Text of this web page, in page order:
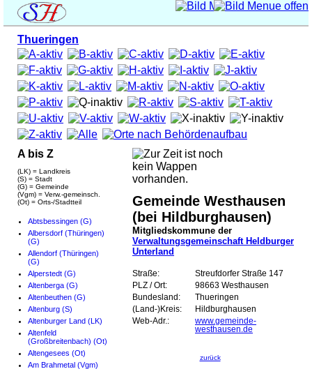
Thueringen
A bis Z
(LK) = Landkreis
(S) = Stadt
(G) = Gemeinde
(Vgm) = Verw.-gemeinsch.
(Ot) = Orts-/Stadtteil
Abtsbessingen (G)
Albersdorf (Thüringen)
(G)
Allendorf (Thüringen)
(G)
Alperstedt (G)
Altenberga (G)
Altenbeuthen (G)
Altenburg (S)
Altenburger Land (LK)
Altenfeld
(Großbreitenbach) (Ot)
Altengesees (Ot)
Am Brahmetal (Vgm)
Gemeinde Westhausen
(bei Hildburghausen)
Mitgliedskommune der
Verwaltungsgemeinschaft Heldburger
Unterland
Straße:
Streufdorfer Straße 147
PLZ / Ort:
98663 Westhausen
Bundesland:
Thueringen
(Land-)Kreis:
Hildburghausen
Web-Adr.:
www.gemeinde-
westhausen.de
zurück